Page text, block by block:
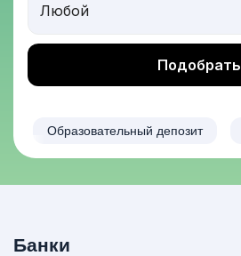
Подобрать
Образовательный депозит
Банки